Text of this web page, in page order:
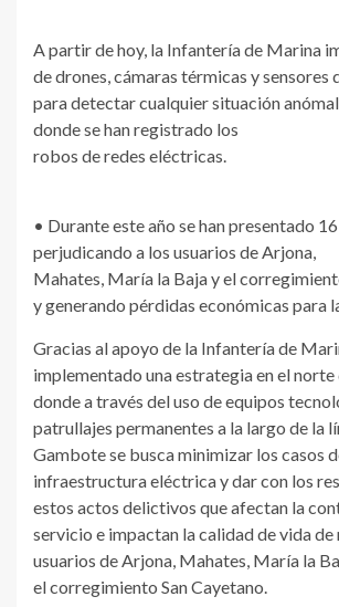
A partir de hoy, la Infantería de Marina
de drones, cámaras térmicas y sensores
para detectar cualquier situación
donde se han registrado los
robos de redes eléctricas.
• Durante este año se han presentado
perjudicando a los usuarios de Arjona,
Mahates, María la Baja y el
y generando pérdidas económicas para
Gracias al apoyo de la Infantería de
implementado una estrategia en el
donde a través del uso de equipos
patrullajes permanentes a la largo de la
Gambote se busca minimizar los casos
infraestructura eléctrica y dar con los
estos actos delictivos que afectan la
servicio e impactan la calidad de vida de
usuarios de Arjona, Mahates, María la
el corregimiento San Cayetano.